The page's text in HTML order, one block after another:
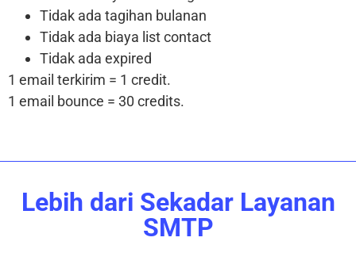
Tidak ada tagihan bulanan
Tidak ada biaya list contact
Tidak ada expired
1 email terkirim = 1 credit.
1 email bounce = 30 credits.
Lebih dari Sekadar Layanan
SMTP